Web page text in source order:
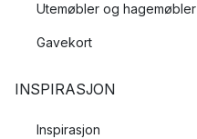
Utemøbler og hagemøbler
Gavekort
INSPIRASJON
Inspirasjon